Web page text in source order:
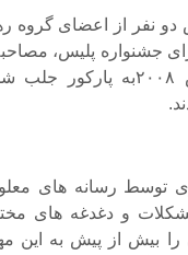
نفر از اعضای گروه
برای جشنواره پلیس،
نمایشگاه بین‌المللی ورزش
توسط رسانه های
و دغدغه های
بیش از پیش به این